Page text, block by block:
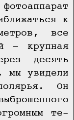
к
все
— крупная
десять
мы увидели
Он
те-